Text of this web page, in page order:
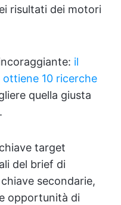
risultati dei motori
il
ottiene 10 ricerche
quella giusta
target
del brief di
secondarie,
opportunità di